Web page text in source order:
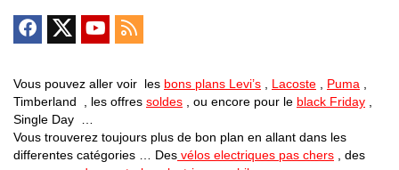
Vous pouvez aller voir les bons plans Levi’s Lacoste Puma
Timberland , les offres soldes , ou encore pour le black Friday
Single Day …
Vous trouverez toujours plus de bon plan en allant dans les
differentes catégories … Des vélos electriques pas chers , des